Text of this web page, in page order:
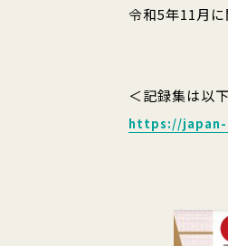
令和5年11月
＜記録集は以
https://